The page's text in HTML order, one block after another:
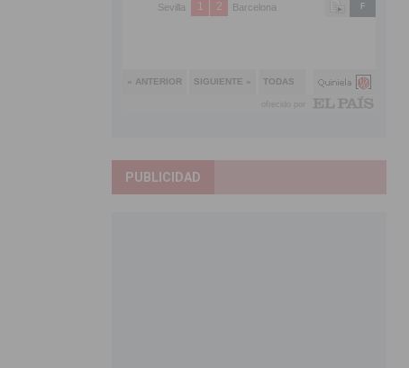
PUBLICIDAD